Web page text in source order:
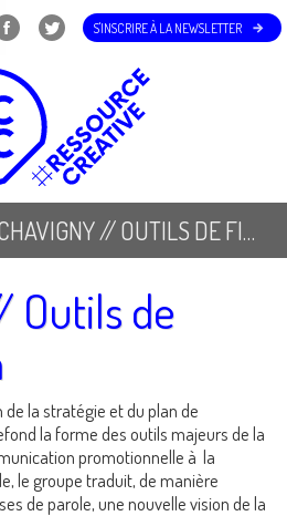
S'INSCRIRE À LA NEWSLETTER
CHAVIGNY // OUTILS DE FIDÉLISATION
Outils de
la stratégie et du plan de
la forme des outils majeurs de la
promotionnelle à la
le groupe traduit, de manière
de parole, une nouvelle vision de la